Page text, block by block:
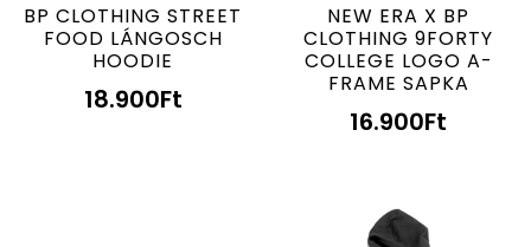
BP CLOTHING STREET
FOOD LÁNGOSCH
HOODIE
18.900Ft
NEW ERA X BP
CLOTHING 9FORTY
COLLEGE LOGO A-
FRAME SAPKA
16.900Ft